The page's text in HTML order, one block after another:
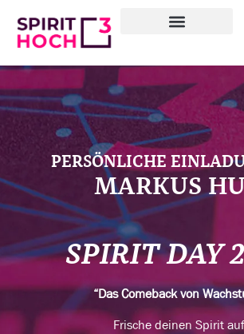
PERSÖNLICHE
MARKUS
SPIRIT DAY
“Das Comeback von
Frische deinen Spirit auf